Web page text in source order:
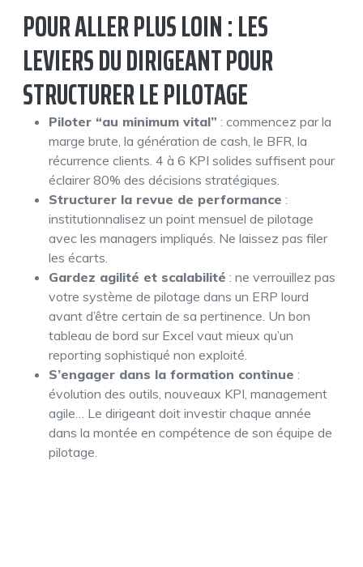
POUR ALLER PLUS LOIN : LES
LEVIERS DU DIRIGEANT POUR
STRUCTURER LE PILOTAGE
Piloter “au minimum vital” : commencez par la
marge brute, la génération de cash, le BFR, la
récurrence clients. 4 à 6 KPI solides suffisent pour
éclairer 80% des décisions stratégiques.
Structurer la revue de performance :
institutionnalisez un point mensuel de pilotage
avec les managers impliqués. Ne laissez pas filer
les écarts.
Gardez agilité et scalabilité : ne verrouillez pas
votre système de pilotage dans un ERP lourd
avant d’être certain de sa pertinence. Un bon
tableau de bord sur Excel vaut mieux qu’un
reporting sophistiqué non exploité.
S’engager dans la formation continue :
évolution des outils, nouveaux KPI, management
agile… Le dirigeant doit investir chaque année
dans la montée en compétence de son équipe de
pilotage.